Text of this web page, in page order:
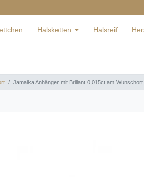
Halsketten Halsreif
Jamaika Anhänger mit Brillant 0,015ct am